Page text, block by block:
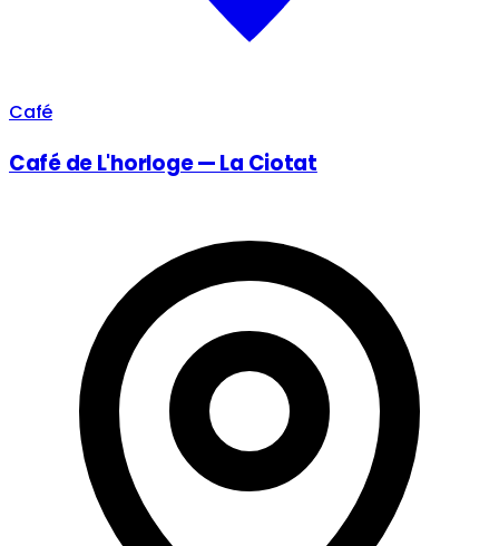
Café
Café de L'horloge — La Ciotat